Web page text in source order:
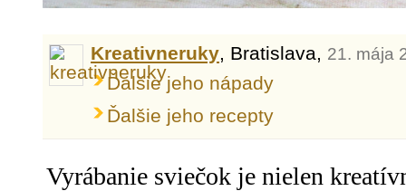
Kreativneruky, Bratislava, 21. mája
Ďalšie jeho nápady
Ďalšie jeho recepty
Vyrábanie sviečok je nielen